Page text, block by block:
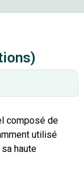
composé de
utilisé
haute